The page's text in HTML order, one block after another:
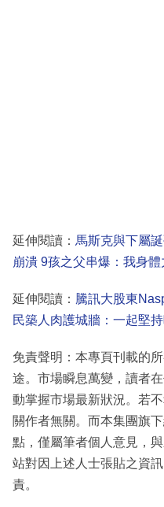
延伸閱讀： 馬斯克與下屬
崩潰 9孩之父串爆：我身體
延伸閱讀： 騰訊大股東
民築人肉護城牆：一起堅
免責聲明：本專頁刊載的
途。市場瞬息萬變，讀者
動掌握市場最新狀況。若
關作者無關。而本集團旗
點，僅屬筆者個人意見，
站對因上述人士張貼之資
責。